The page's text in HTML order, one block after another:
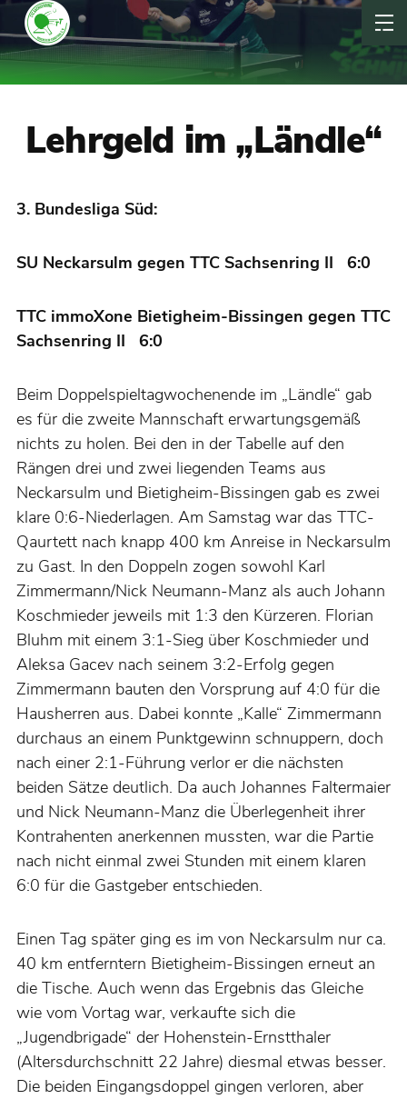
Lehrgeld im „Ländle“
3. Bundesliga Süd:
SU Neckarsulm gegen TTC Sachsenring II 6:0
TTC immoXone Bietigheim-Bissingen gegen TTC
Sachsenring II 6:0
Beim Doppelspieltagwochenende im „Ländle“ gab
es für die zweite Mannschaft erwartungsgemäß
nichts zu holen. Bei den in der Tabelle auf den
Rängen drei und zwei liegenden Teams aus
Neckarsulm und Bietigheim-Bissingen gab es zwei
klare 0:6-Niederlagen. Am Samstag war das TTC-
Qaurtett nach knapp 400 km Anreise in Neckarsulm
zu Gast. In den Doppeln zogen sowohl Karl
Zimmermann/Nick Neumann-Manz als auch Johann
Koschmieder jeweils mit 1:3 den Kürzeren. Florian
Bluhm mit einem 3:1-Sieg über Koschmieder und
Aleksa Gacev nach seinem 3:2-Erfolg gegen
Zimmermann bauten den Vorsprung auf 4:0 für die
Hausherren aus. Dabei konnte „Kalle“ Zimmermann
durchaus an einem Punktgewinn schnuppern, doch
nach einer 2:1-Führung verlor er die nächsten
beiden Sätze deutlich. Da auch Johannes Faltermaier
und Nick Neumann-Manz die Überlegenheit ihrer
Kontrahenten anerkennen mussten, war die Partie
nach nicht einmal zwei Stunden mit einem klaren
6:0 für die Gastgeber entschieden.
Einen Tag später ging es im von Neckarsulm nur ca.
40 km entferntern Bietigheim-Bissingen erneut an
die Tische. Auch wenn das Ergebnis das Gleiche
wie vom Vortag war, verkaufte sich die
„Jugendbrigade“ der Hohenstein-Ernstthaler
(Altersdurchschnitt 22 Jahre) diesmal etwas besser.
Die beiden Eingangsdoppel gingen verloren, aber